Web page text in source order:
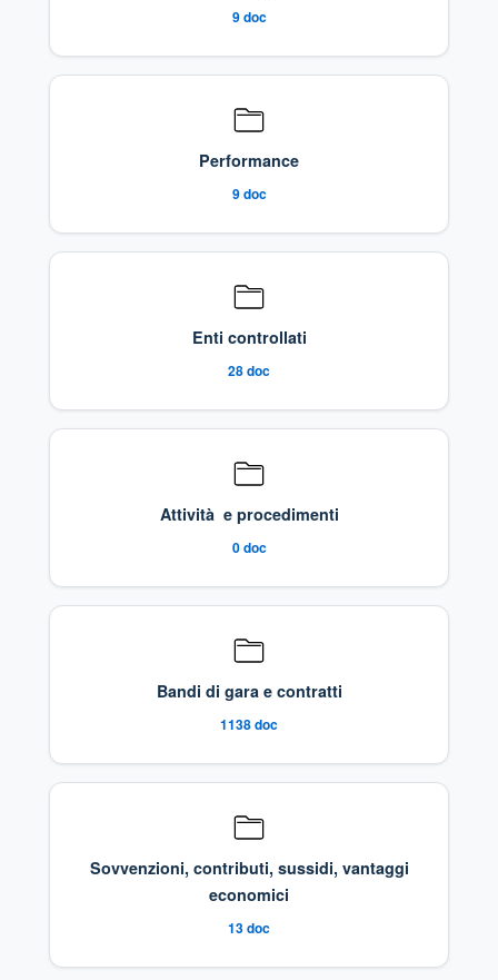
9doc
Performance
9doc
Enti controllati
28doc
Attività e procedimenti
0doc
Bandi di gara e contratti
1138doc
Sovvenzioni, contributi, sussidi, vantaggi
economici
13doc